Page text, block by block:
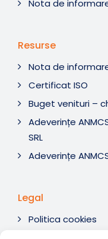
Nota de
Resurse
Nota de
Certificat ISO
Buget venituri –
Adeverințe
SRL
Adeverințe
Legal
Politica cookies